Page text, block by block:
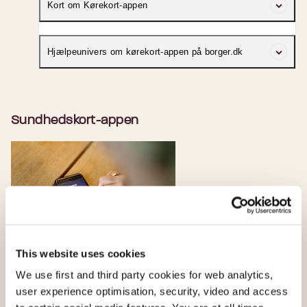
This website uses cookies
We use first and third party cookies for web analytics,
user experience optimisation, security, video and access
Kort om Kørekort-appen
Kørekort-appen er et frivilligt supplement til
det fysiske kørekort og fungerer som gyldigt
Hjælpeunivers om kørekort-appen på borger.dk
borger.dk
Sundhedskort-appen
Kort om Sundhedskort-appen